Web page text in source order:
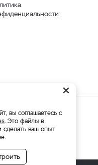
×
вы соглашаетесь с
. Это файлы в
сделать ваш опыт